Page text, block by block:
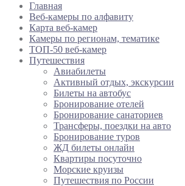
Главная
Веб-камеры по алфавиту
Карта веб-камер
Камеры по регионам, тематике
ТОП-50 веб-камер
Путешествия
Авиабилеты
Активный отдых, экскурсии
Билеты на автобус
Бронирование отелей
Бронирование санаториев
Трансферы, поездки на авто
Бронирование туров
ЖД билеты онлайн
Квартиры посуточно
Морские круизы
Путешествия по России